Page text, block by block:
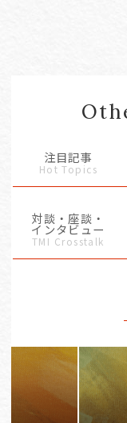
注目記事
Hot Topics
対談・座談・
インタビュー
TMI Crosstalk